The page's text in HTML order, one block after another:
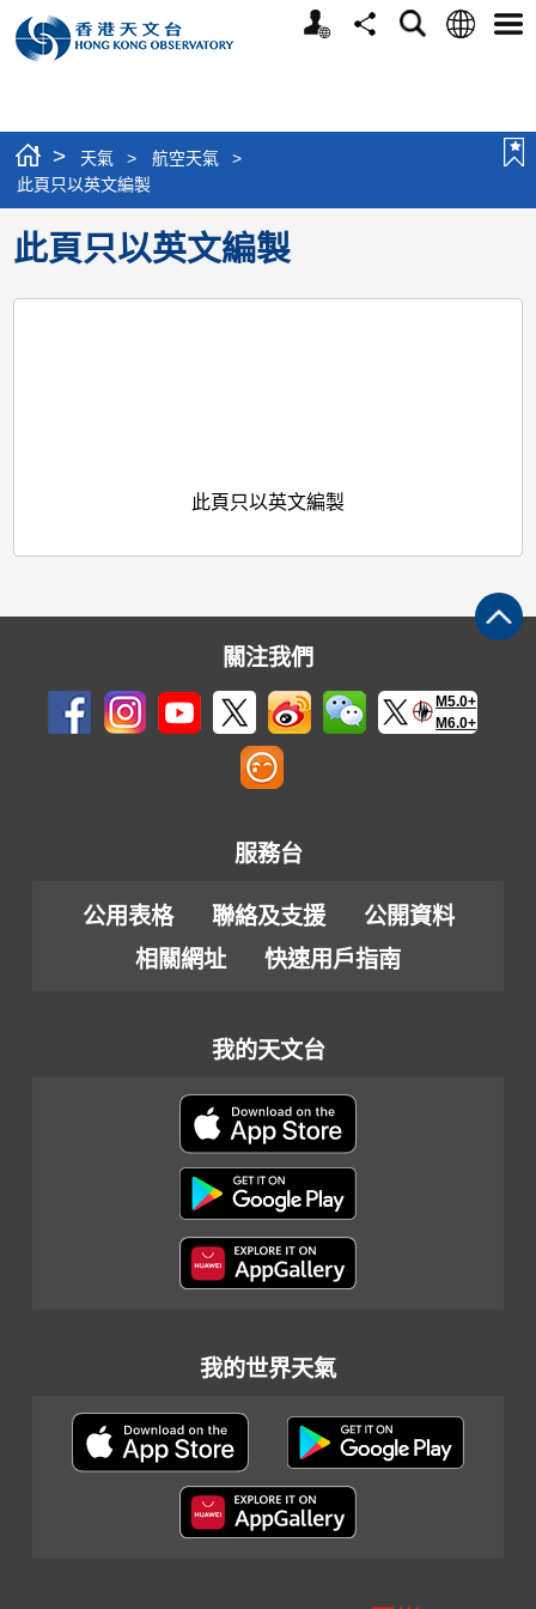
個
分
搜
語
選
> 天氣 > 航空天氣
>
此頁只以英文編製
此頁只以英文編製
此頁只以英文編製
關注我們
M5.0+
M6.0+
服務台
公用表格 聯絡及支援
公開資料
相關網址
快速用戶指南
我的天文台
我的世界天氣